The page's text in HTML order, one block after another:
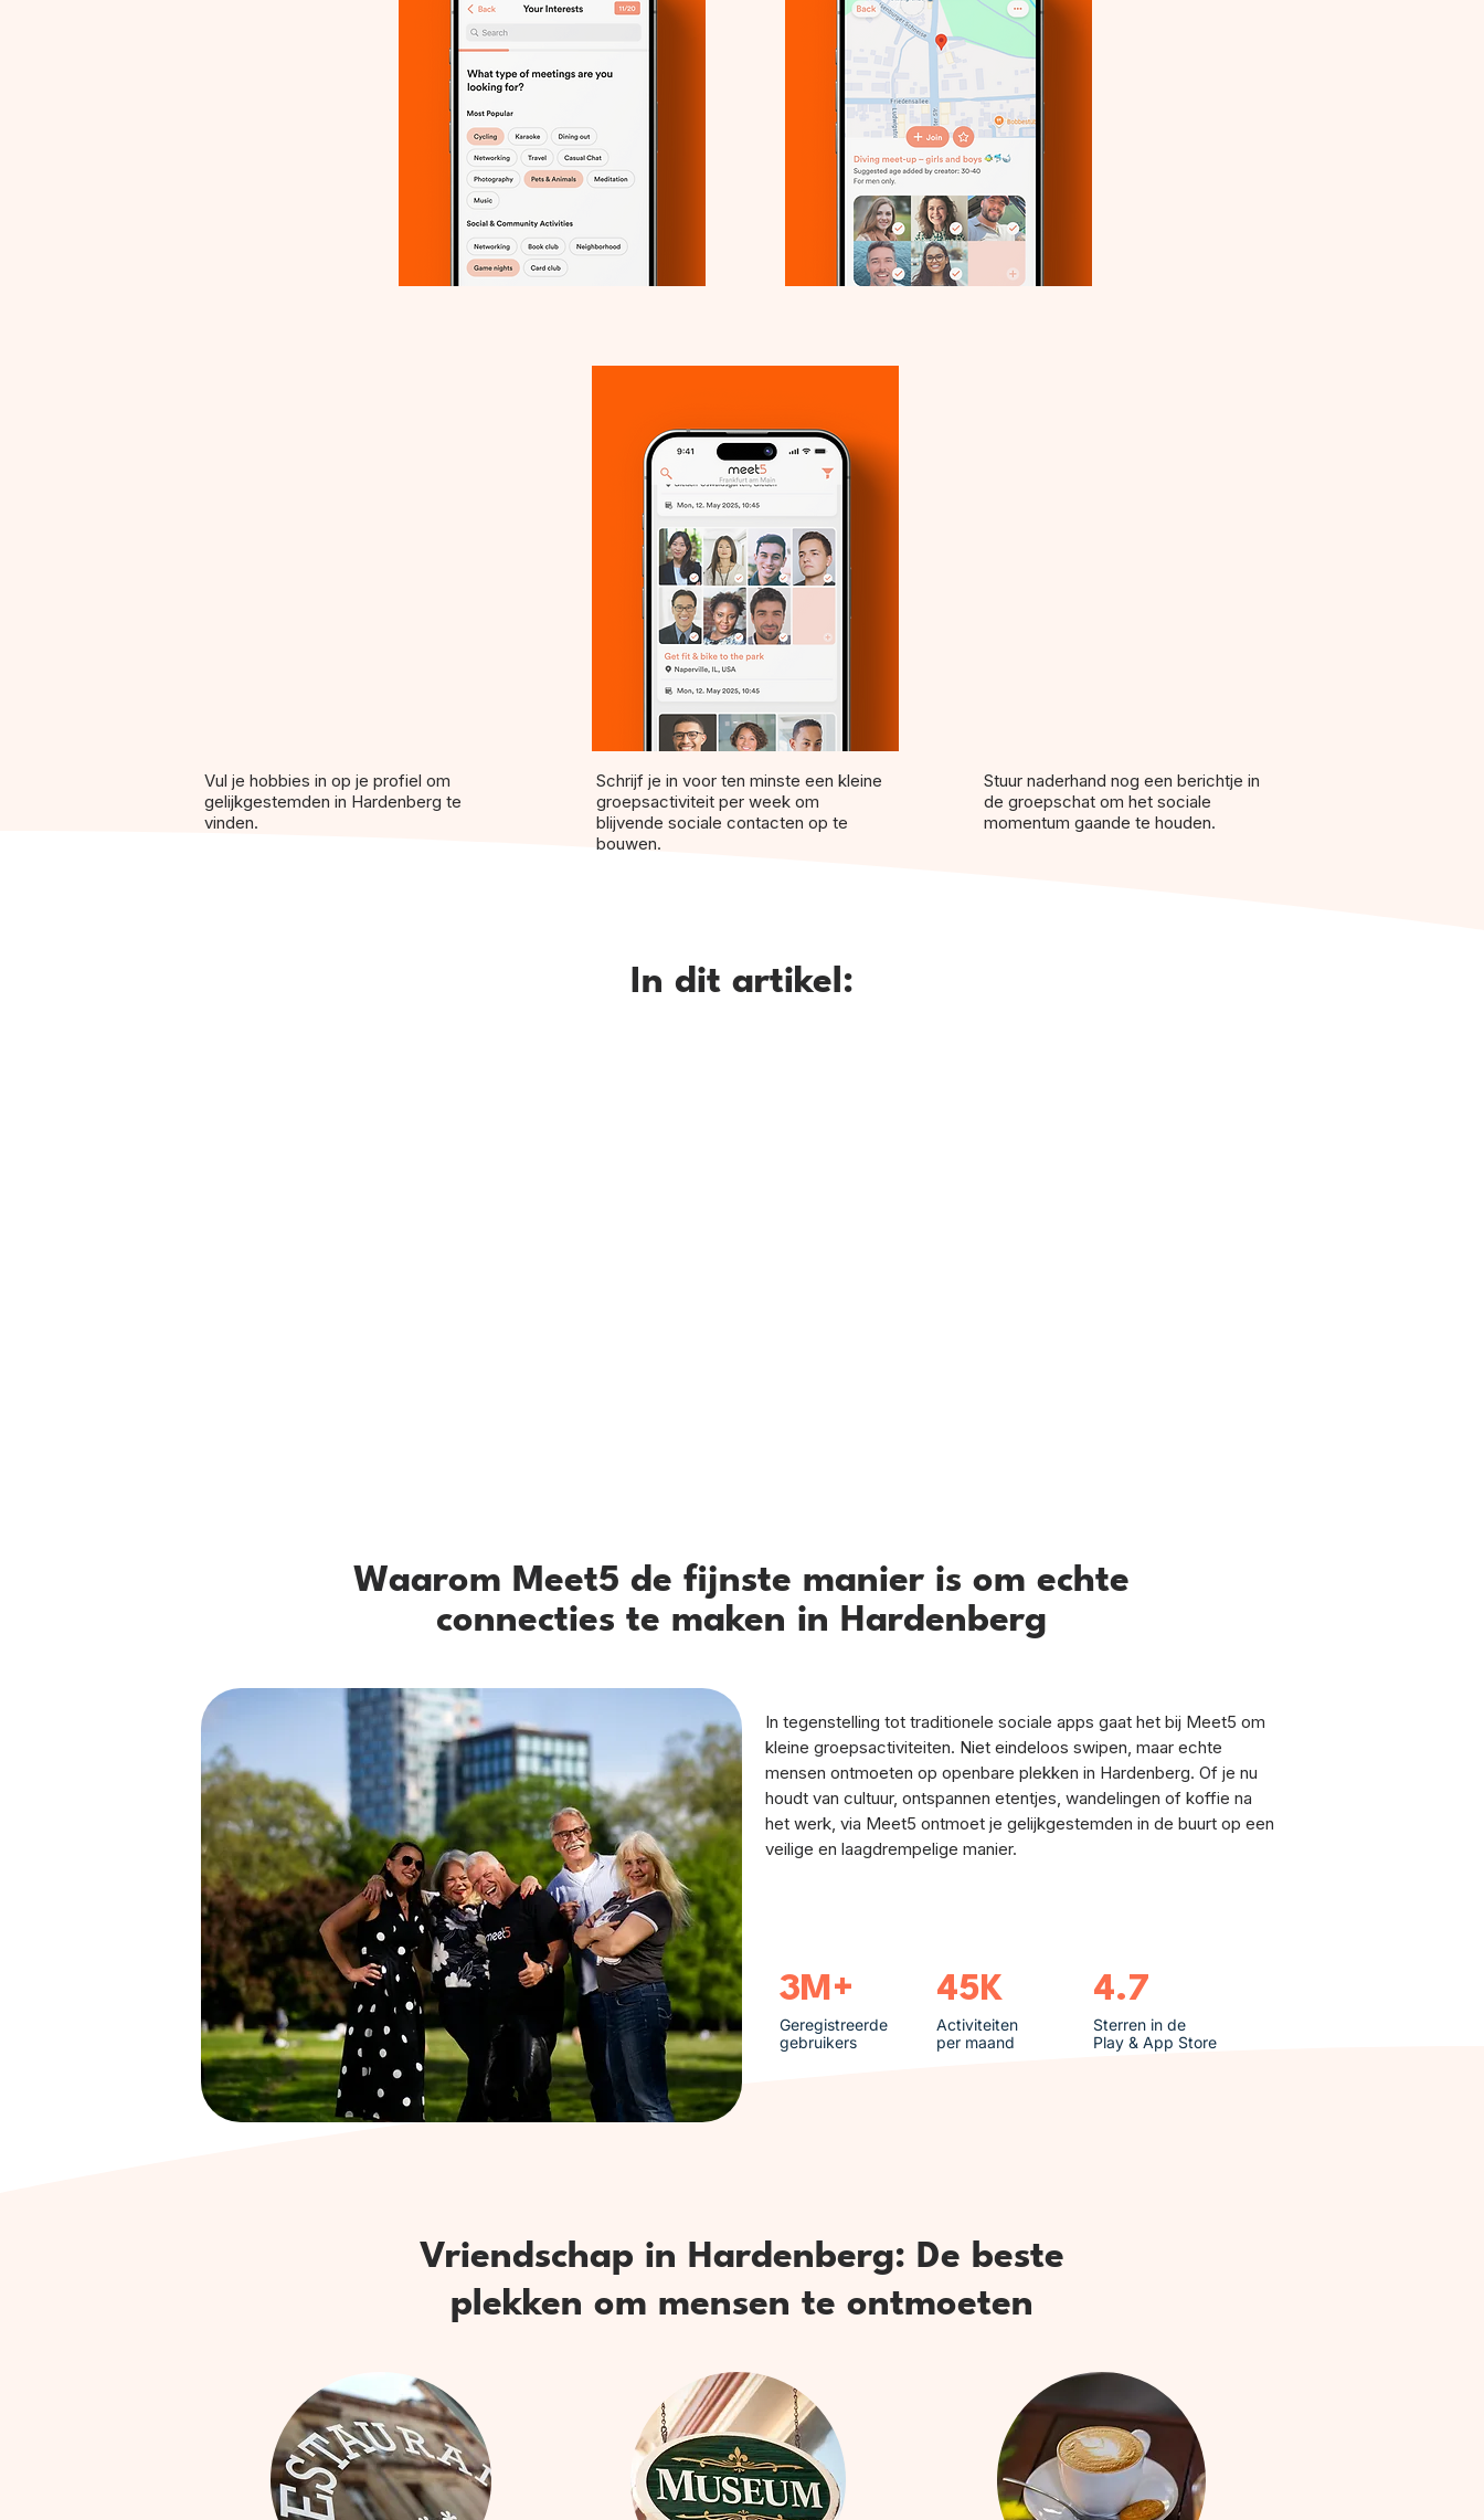
Vul je hobbies in op je profiel om
gelijkgestemden in Hardenberg te
vinden.
Schrijf je in voor ten minste een kleine
groepsactiviteit per week om
blijvende sociale contacten op te
bouwen.
Stuur naderhand nog een berichtje in
de groepschat om het sociale
momentum gaande te houden.
In dit artikel:
Waarom Meet5 de fijnste manier is om echte
connecties te maken in Hardenberg
In tegenstelling tot traditionele sociale apps gaat het bij Meet5 om
kleine groepsactiviteiten. Niet eindeloos swipen, maar echte
mensen ontmoeten op openbare plekken in Hardenberg. Of je nu
houdt van cultuur, ontspannen etentjes, wandelingen of koffie na
het werk, via Meet5 ontmoet je gelijkgestemden in de buurt op een
veilige en laagdrempelige manier.
3M+
Geregistreerde
gebruikers
45K
Activiteiten
per maand
4.7
Sterren in de
Play & App Store
Vriendschap in Hardenberg: De beste
plekken om mensen te ontmoeten